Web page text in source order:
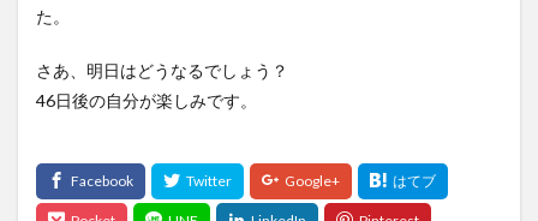
た。
さあ、明日はどうなるでしょう？
46日後の自分が楽しみです。